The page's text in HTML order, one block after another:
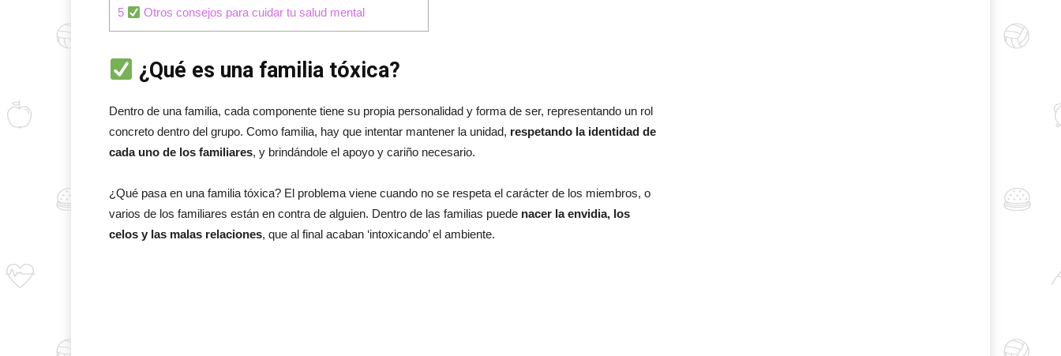
5
Otros consejos para cuidar tu salud mental
¿Qué es una familia tóxica?
Dentro de una familia, cada componente tiene su propia personalidad y forma de ser, representando un rol
concreto dentro del grupo. Como familia, hay que intentar mantener la unidad, respetando la identidad de
cada uno de los familiares, y brindándole el apoyo y cariño necesario.
¿Qué pasa en una familia tóxica? El problema viene cuando no se respeta el carácter de los miembros, o
varios de los familiares están en contra de alguien. Dentro de las familias puede nacer la envidia, los
celos y las malas relaciones, que al final acaban ‘intoxicando’ el ambiente.